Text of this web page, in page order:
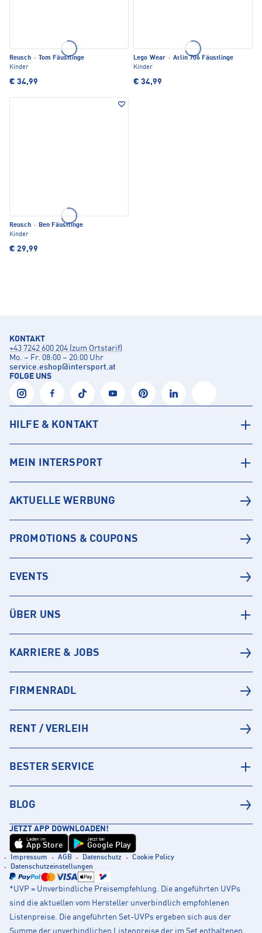
Reusch ·
Tom Fäustlinge
Kinder
€ 34,99
Lego Wear · Atlin 706 Fäustlinge
Kinder
€ 34,99
Reusch · Ben Fäustlinge
Kinder
€ 29,99
KONTAKT
+43 7242 600 204 (zum Ortstarif)
Mo. – Fr. 08:00 – 20:00 Uhr
service.eshop@intersport.at
FOLGE UNS
HILFE & KONTAKT
MEIN INTERSPORT
AKTUELLE WERBUNG
PROMOTIONS & COUPONS
EVENTS
ÜBER UNS
KARRIERE & JOBS
FIRMENRADL
RENT / VERLEIH
BESTER SERVICE
BLOG
JETZT APP DOWNLOADEN!
Laden im
App Store
Jetzt bei
Google Play
Impressum AGB Datenschutz
Cookie Policy
Datenschutzeinstellungen
*UVP = Unverbindliche Preisempfehlung. Die angeführten UVPs
sind die aktuellen vom Hersteller unverbindlich empfohlenen
Listenpreise. Die angeführten Set-UVPs ergeben sich aus der